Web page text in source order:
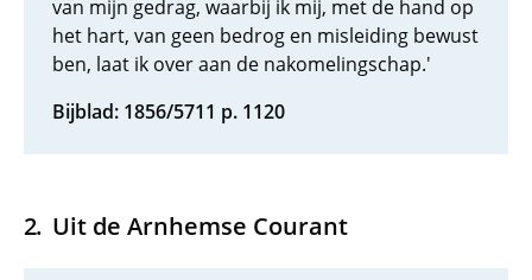
van mijn gedrag, waarbij ik mij, met de hand op
het hart, van geen bedrog en misleiding bewust
ben, laat ik over aan de nakomelingschap.'
Bijblad: 1856/5711 p. 1120
Uit de Arnhemse Courant